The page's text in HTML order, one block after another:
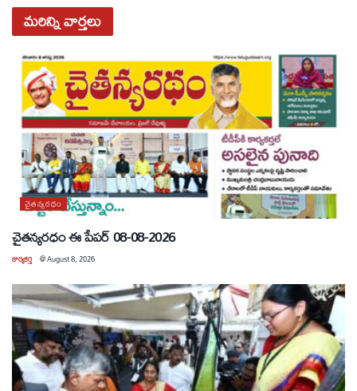
మరిన్నివార్తలు
చైతన్యరధం
చైతన్యరధం ఈ పేపర్ 08-08-2026
కార్యకర్త @August 8, 2026